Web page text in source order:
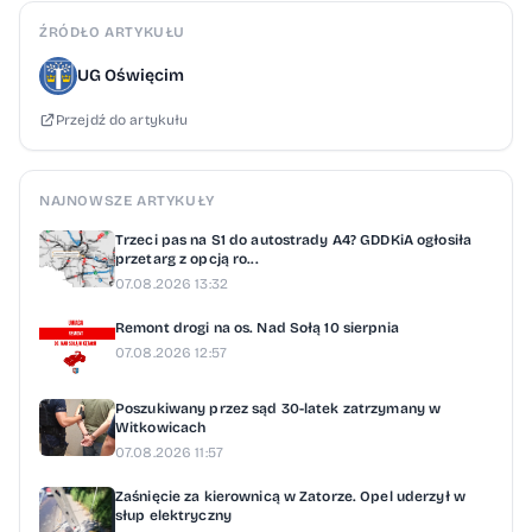
wystawianych na kwoty nieprzekraczające
450 zł (lub 100 euro). Przy składaniu
wniosków dotyczących zwrotu podatku
akcyzowego od paliwa rolniczego w terminie
będą następujące dokumenty
potwierdzające zakup paliwa: Powyższe
zmiany nie wpływają na zasady składania
paliwa rolniczego w urzędach gmin, zmienia
się jedynie format dokumentowania zakupu.
ul. Zamkowa 12 32-600 Oświęcim
ŹRÓDŁO ARTYKUŁU
UG Oświęcim
Przejdź do artykułu
NAJNOWSZE ARTYKUŁY
Trzeci pas na S1 do autostrady A4? GDDKiA ogłosiła
przetarg z opcją ro...
07.08.2026 13:32
Remont drogi na os. Nad Sołą 10 sierpnia
07.08.2026 12:57
Poszukiwany przez sąd 30-latek zatrzymany w
Witkowicach
07.08.2026 11:57
Zaśnięcie za kierownicą w Zatorze. Opel uderzył w
słup elektryczny